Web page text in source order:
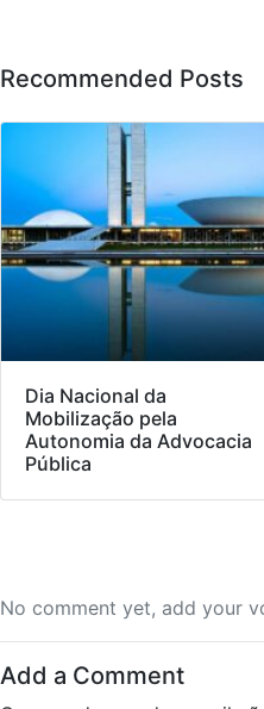
Recommended Posts
Dia Nacional da
Mobilização pela
Autonomia da Advocacia
Pública
No comment yet, add your
Add a Comment